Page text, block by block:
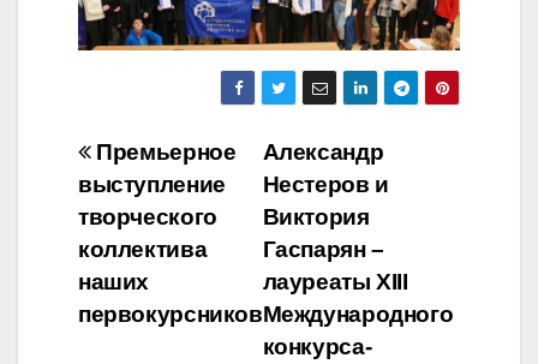
Навигация
по
записям
Александр
Нестеров и
Виктория
Гаспарян –
лауреаты XIII
Международного
конкурса-
Премьерное
выступление
творческого
коллектива
наших
первокурсников